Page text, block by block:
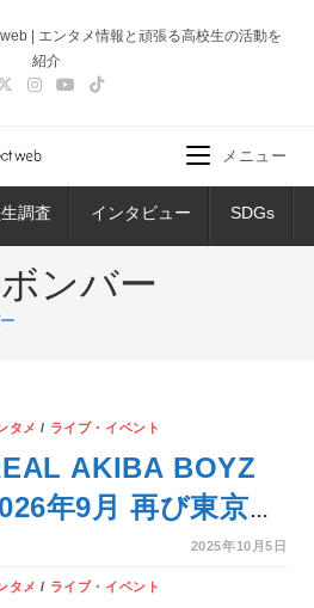
| エンタメ情報と頑張る高校生の活動を
紹介
調査 インタビュー SDGs
メニュー
ンバー
タメ / ライブ・イベント
AKIBA BOYZ
年9月 再び東京体
館へ！次なるステー
へ進化した新章へ関
2025年10月5日
タメ / ライブ・イベント